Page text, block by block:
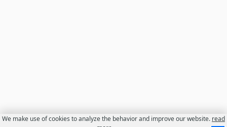
We make use of cookies to analyze the behavior and improve our website. read